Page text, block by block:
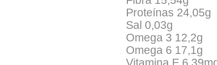
Proteínas 24,05g
Sal 0,03g
Omega 3 12,2g
Omega 6 17,1g